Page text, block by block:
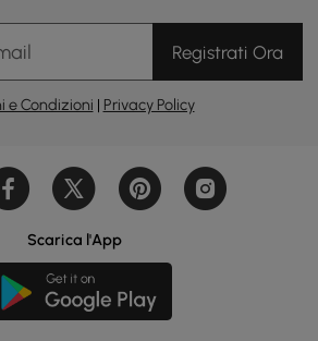
Registrati Ora
e Condizioni | Privacy Policy
Scarica l'App